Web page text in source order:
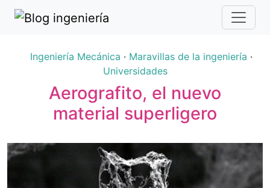
Ingeniería Mecánica · Maravillas de la ingeniería ·
Universidades
Aerografito, el nuevo
material superligero